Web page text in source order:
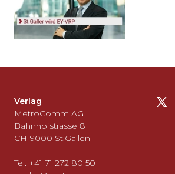
auslassen
und
zurück
zum
gehen?
Verlag
MetroComm AG
Bahnhofstrasse 8
CH-9000 St.Gallen
Tel. +41 71 272 80 50